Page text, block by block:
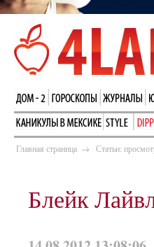
Главная страница → Статьи:
Блейк